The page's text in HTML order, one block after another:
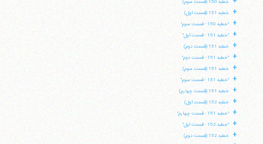
خطبه 150 (قسمت سوم)
+ خطبه 151 (قسمت اول)
+ "خطبه 150 - قسمت سوم"
+ "خطبه 151 - قسمت اول"
+ خطبه 151 (قسمت دوم)
+ "خطبه 151 - قسمت دوم"
+ خطبه 151 (قسمت سوم)
+ "خطبه 151 - قسمت سوم"
+ خطبه 151 (قسمت چهارم)
+ خطبه 152 (قسمت اول)
+ "خطبه 151 - قسمت چهارم"
+ "خطبه 152 - قسمت اول"
+ خطبه 152 (قسمت دوم)